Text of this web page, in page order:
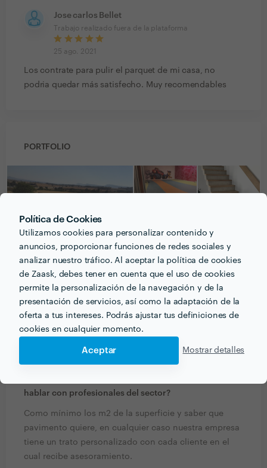
Política de Cookies
Utilizamos cookies para personalizar contenido y
anuncios, proporcionar funciones de redes sociales y
analizar nuestro tráfico. Al aceptar la política de cookies
de Zaask, debes tener en cuenta que el uso de cookies
permite la personalización de la navegación y de la
presentación de servicios, así como la adaptación de la
oferta a tus intereses. Podrás ajustar tus definiciones de
cookies en cualquier momento.
Aceptar Mostrar detalles
Jose carlos Bellet
Trabajo realizado fuera de la plataforma
25 ago. 2021
Los contrate para pulir el parquet de mi casa, no
podria quedar más satisfecho. Muy recomendables
PORTFOLIO
PREGUNTAS Y RESPUESTAS
¿Qué información debe pensar el cliente o clienta
hablar con profesionales del sector?
Como mínimo los m2 de la superficie y saber que
pavimento quiere, en cualquier caso nuestra empresa
tiene un trato personalizado con cada cliente en el
cual recibe asesoramiento.